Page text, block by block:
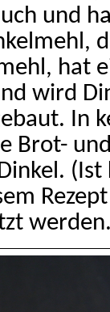
und
hat
wird
In
Brot-